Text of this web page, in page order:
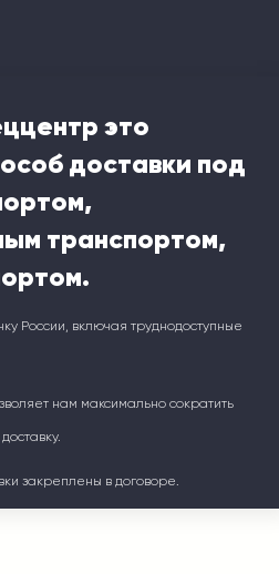
это
доставки под
транспортом,
России, включая труднодоступные
нам максимально сократить
закреплены в договоре.